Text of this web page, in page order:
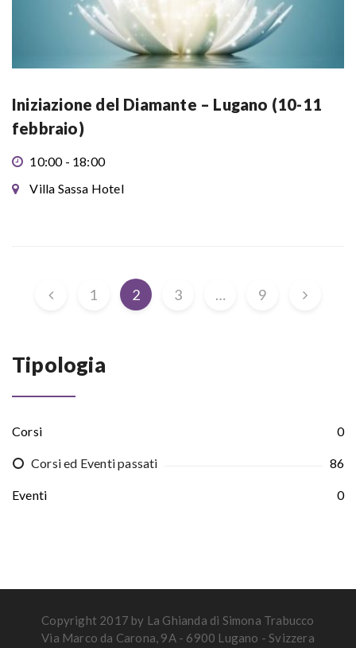
Iniziazione del Diamante – Lugano (10-11
febbraio)
10:00 - 18:00
Villa Sassa Hotel
1 2 3 … 9
Tipologia
Corsi 0
Corsi ed Eventi passati 86
Eventi 0
Copyright 2017 by La Ghianda di Simona Trabucco
Via Marco da Carona, 9A - 6900 Lugano - Svizzera